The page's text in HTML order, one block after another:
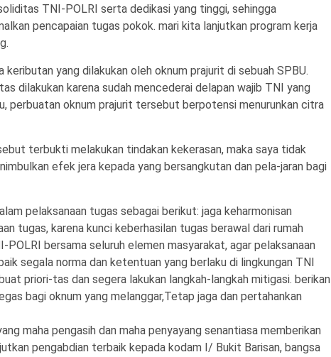
TNI-POLRI serta dedikasi yang tinggi, sehingga
pencapaian tugas pokok. mari kita lanjutkan program kerja
yang dilakukan oleh oknum prajurit di sebuah SPBU.
dilakukan karena sudah mencederai delapan wajib TNI yang
perbuatan oknum prajurit tersebut berpotensi menurunkan citra
terbukti melakukan tindakan kekerasan, maka saya tidak
efek jera kepada yang bersangkutan dan pela-jaran bagi
pelaksanaan tugas sebagai berikut: jaga keharmonisan
tugas, karena kunci keberhasilan tugas berawal dari rumah
bersama seluruh elemen masyarakat, agar pelaksanaan
segala norma dan ketentuan yang berlaku di lingkungan TNI
priori-tas dan segera lakukan langkah-langkah mitigasi. berikan
bagi oknum yang melanggar,Tetap jaga dan pertahankan
maha pengasih dan maha penyayang senantiasa memberikan
pengabdian terbaik kepada kodam I/ Bukit Barisan, bangsa